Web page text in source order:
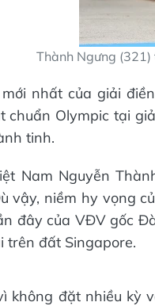
Thành Ngưng
nhất của giải
chuẩn Olympic tại
tinh.
Nam Nguyễn
vậy, niềm hy vọng
đây của VĐV gốc
trên đất Singapore.
không đặt nhiều kỳ